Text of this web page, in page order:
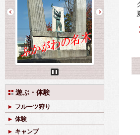
Pause
遊ぶ・体験
フルーツ狩り
体験
キャンプ